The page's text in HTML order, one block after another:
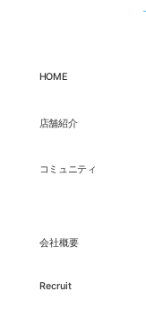
HOME
店舗紹介
コミュニティ
会社概要
Recruit